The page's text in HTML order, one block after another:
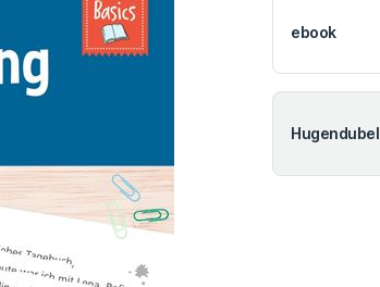
ebook
Hugendubel